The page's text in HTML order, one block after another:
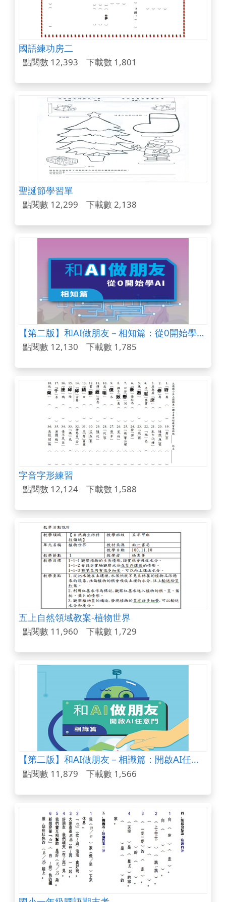
國語練功房二
點閱數 12,393 下載數 1,801
聖誕節學習單
點閱數 12,299 下載數 2,138
【第二版】和AI做朋友－相知篇：從0開始學AI (高中教材)
點閱數 12,130 下載數 1,785
字音字形練習
點閱數 12,124 下載數 1,588
五上自然領域教案-植物世界
點閱數 11,960 下載數 1,729
【第二版】和AI做朋友－相識篇：開啟AI任意門 (國中教材)
點閱數 11,879 下載數 1,566